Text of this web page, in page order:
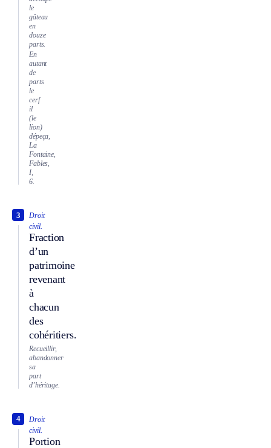
le
gâteau
en
douze
parts.
En
autant
de
parts
le
cerf
il
(le
lion)
dépeça,
La
Fontaine,
Fables,
I,
6.
Droit
civil.
Fraction
d’un
patrimoine
revenant
à
chacun
des
cohéritiers.
3
Recueillir,
abandonner
sa
part
d’héritage.
Droit
civil.
Portion
4